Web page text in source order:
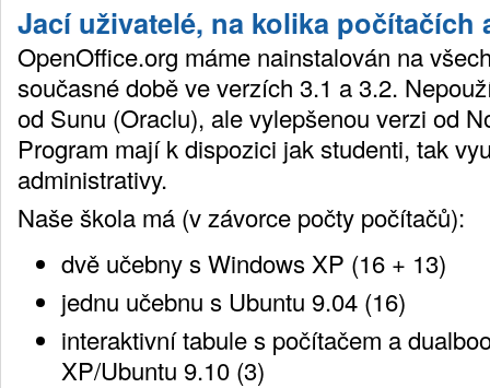
Jací uživatelé, na kolika počítačích
OpenOffice.org máme nainstalován na
současné době ve verzích 3.1 a 3.2.
od Sunu (Oraclu), ale vylepšenou verzi od
Program mají k dispozici jak studenti, tak
administrativy.
Naše škola má (v závorce počty počítačů):
dvě učebny s Windows XP (16 + 13)
jednu učebnu s Ubuntu 9.04 (16)
interaktivní tabule s počítačem a
XP/Ubuntu 9.10 (3)